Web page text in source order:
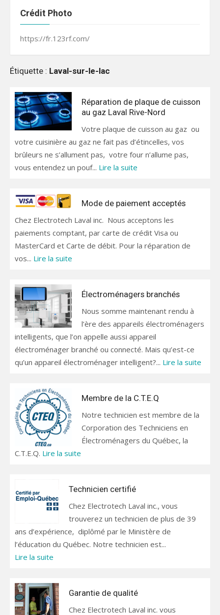
Étiquette : Laval-sur-le-lac
Réparation de plaque de cuisson
au gaz Laval Rive-Nord
Votre plaque de cuisson au gaz ou
votre cuisinière au gaz ne fait pas d’étincelles, vos
brûleurs ne s’allument pas, votre four n’allume pas,
vous entendez un pouf... Lire la suite
Mode de paiement acceptés
Chez Electrotech Laval inc. Nous acceptons les
paiements comptant, par carte de crédit Visa ou
MasterCard et Carte de débit. Pour la réparation de
vos... Lire la suite
Électroménagers branchés
Nous somme maintenant rendu à
l’ère des appareils électroménagers
intelligents, que l’on appelle aussi appareil
électroménager branché ou connecté. Mais qu’est-ce
qu’un appareil électroménager intelligent?... Lire la suite
Membre de la C.T.E.Q
Notre technicien est membre de la
Corporation des Techniciens en
Électroménagers du Québec, la
C.T.E.Q. Lire la suite
Technicien certifié
Chez Electrotech Laval inc., vous
trouverez un technicien de plus de 39
ans d’expérience, diplômé par le Ministère de
l’éducation du Québec. Notre technicien est...
Lire la suite
Garantie de qualité
Chez Electrotech Laval inc. vous
Crédit Photo
https://fr.123rf.com/